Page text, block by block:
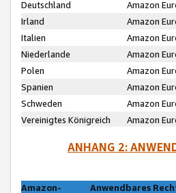
Deutschland
Amazon
Irland
Amazon
Italien
Amazon
Niederlande
Amazon
Polen
Amazon
Spanien
Amazon
Schweden
Amazon
Vereinigtes Königreich
Amazon
ANHANG 2:
Amazon-
Anwendbares